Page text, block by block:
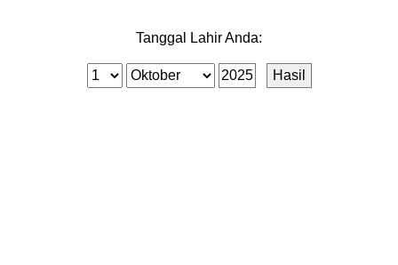
Tanggal Lahir Anda: